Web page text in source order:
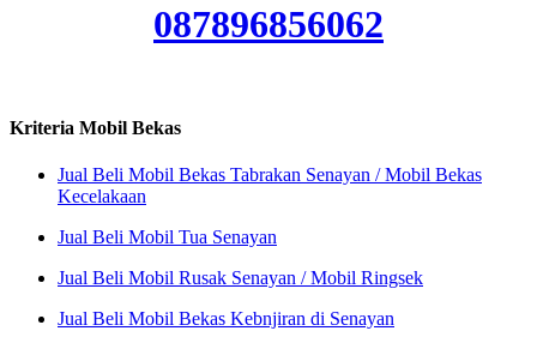
087896856062
Kriteria Mobil Bekas
Jual Beli Mobil Bekas Tabrakan Senayan / Mobil Bekas
Kecelakaan
Jual Beli Mobil Tua Senayan
Jual Beli Mobil Rusak Senayan / Mobil Ringsek
Jual Beli Mobil Bekas Kebnjiran di Senayan